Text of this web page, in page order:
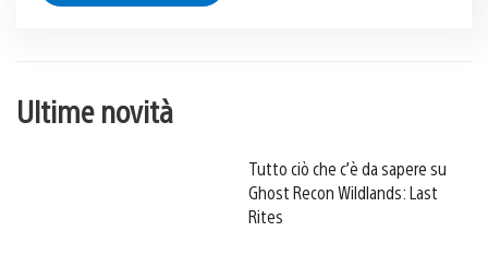
Ultime novità
Tutto ciò che c’è da sapere su
Ghost Recon Wildlands: Last
Rites